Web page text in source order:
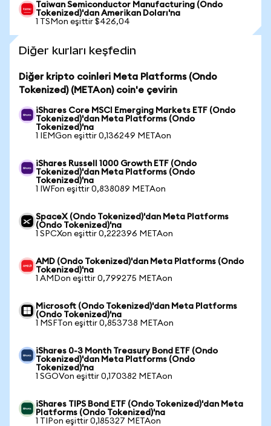
Taiwan Semiconductor Manufacturing (Ondo
Tokenized)'dan Amerikan Doları'na
1 TSMon eşittir $426,04
Diğer kurları keşfedin
Diğer kripto coinleri Meta Platforms (Ondo
Tokenized) (METAon) coin'e çevirin
iShares Core MSCI Emerging Markets ETF (Ondo
Tokenized)'dan Meta Platforms (Ondo
Tokenized)'na
1 IEMGon eşittir 0,136249 METAon
iShares Russell 1000 Growth ETF (Ondo
Tokenized)'dan Meta Platforms (Ondo
Tokenized)'na
1 IWFon eşittir 0,838089 METAon
SpaceX (Ondo Tokenized)'dan Meta Platforms
(Ondo Tokenized)'na
1 SPCXon eşittir 0,222396 METAon
AMD (Ondo Tokenized)'dan Meta Platforms (Ondo
Tokenized)'na
1 AMDon eşittir 0,799275 METAon
Microsoft (Ondo Tokenized)'dan Meta Platforms
(Ondo Tokenized)'na
1 MSFTon eşittir 0,853738 METAon
iShares 0-3 Month Treasury Bond ETF (Ondo
Tokenized)'dan Meta Platforms (Ondo
Tokenized)'na
1 SGOVon eşittir 0,170382 METAon
iShares TIPS Bond ETF (Ondo Tokenized)'dan Meta
Platforms (Ondo Tokenized)'na
1 TIPon eşittir 0,185327 METAon